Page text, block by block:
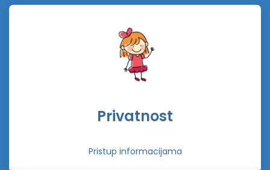
Privatnost
Pristup informacijama